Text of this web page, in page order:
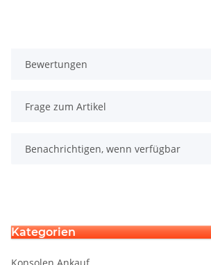
Bewertungen
Frage zum Artikel
Benachrichtigen, wenn verfügbar
Kategorien